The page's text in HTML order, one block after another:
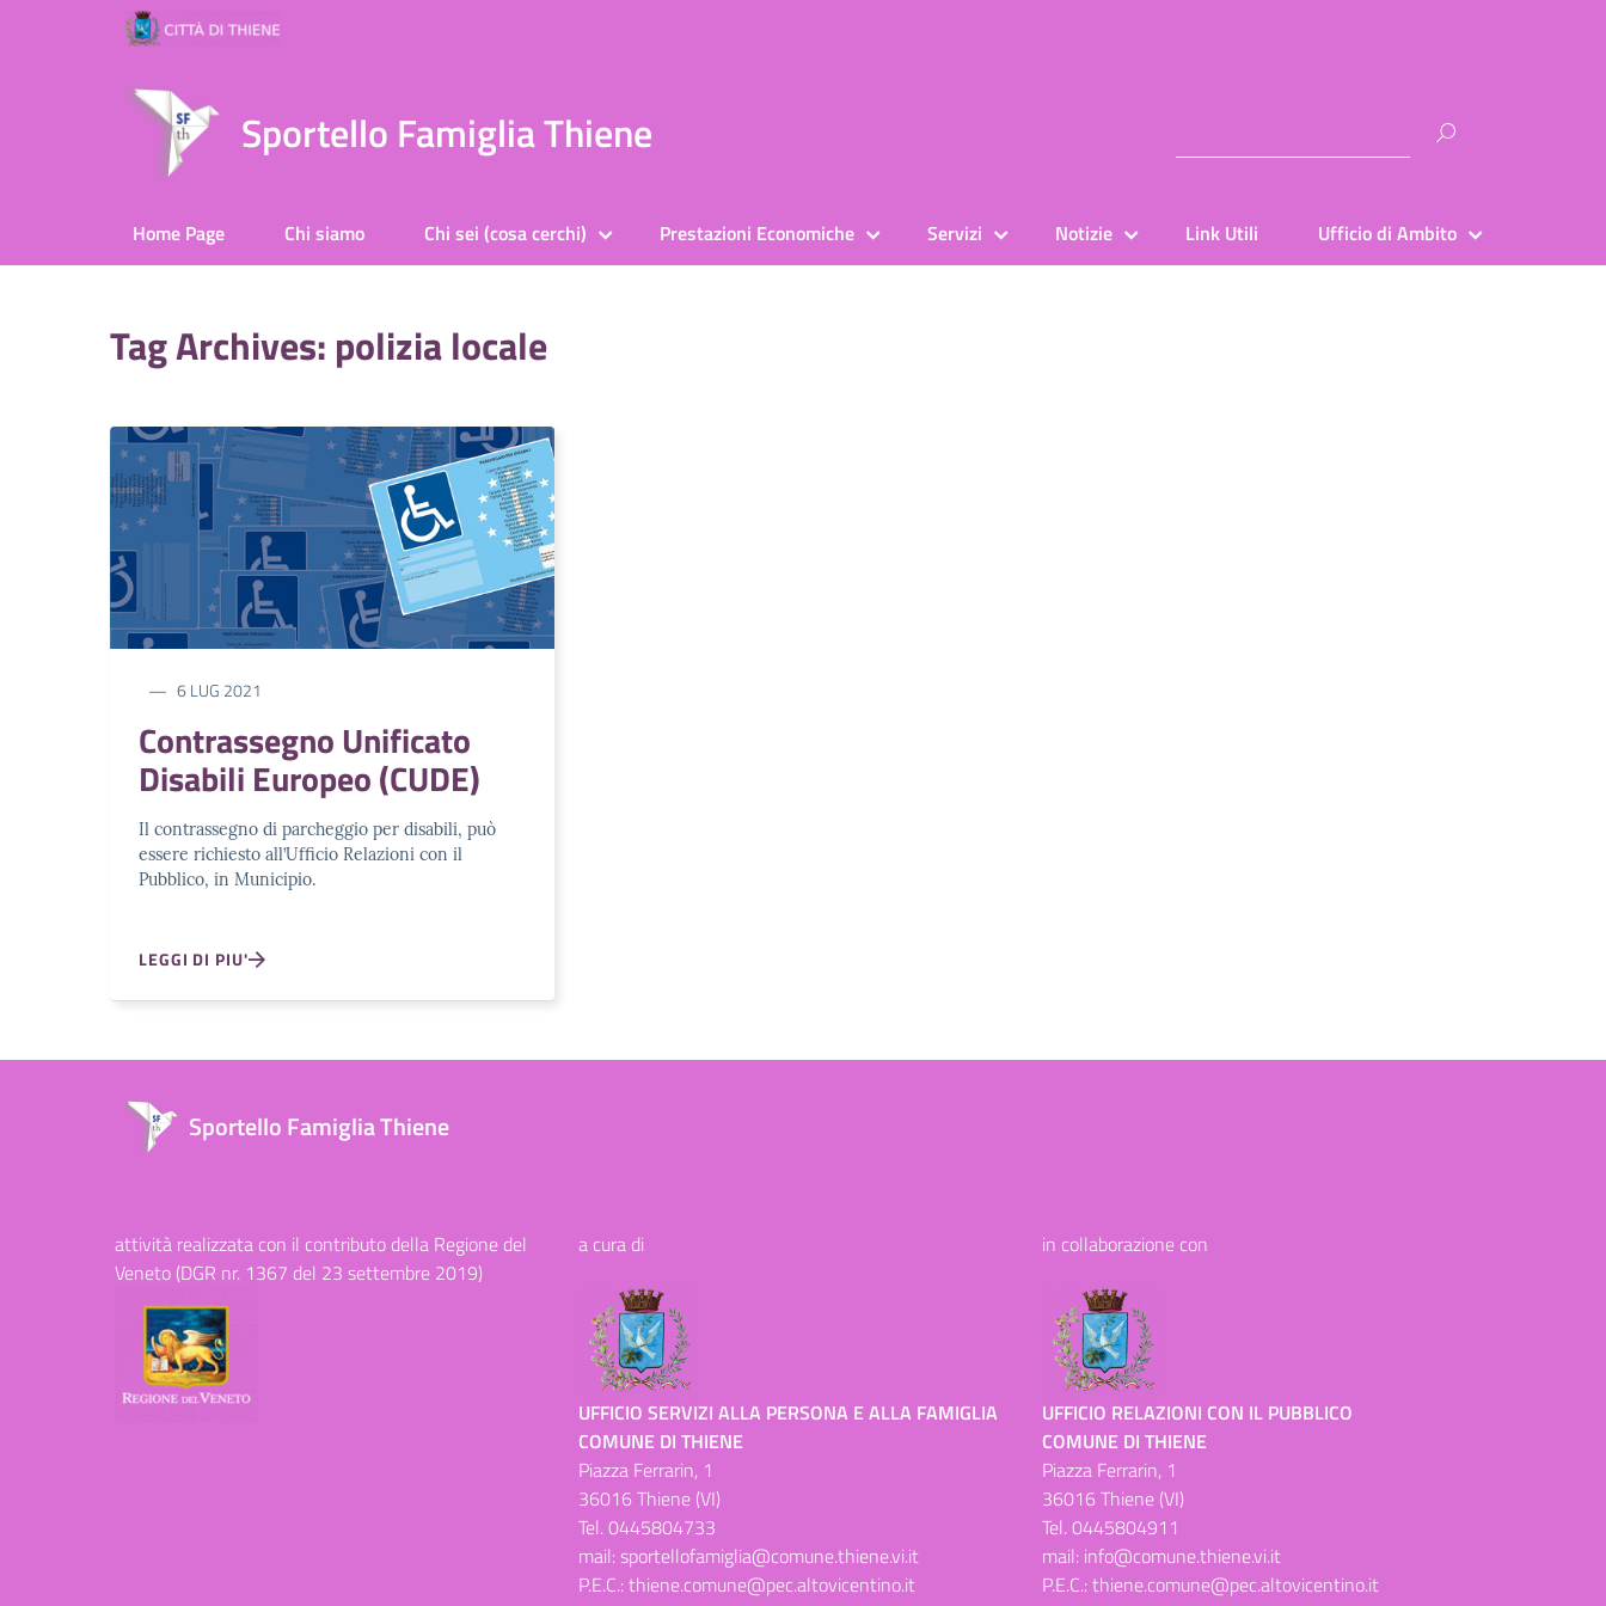
Sportello Famiglia Thiene
Home Page Chi siamo Chi sei (cosa cerchi) Prestazioni Economiche Servizi Notizie Link Utili Ufficio di Ambito
Tag Archives: polizia locale
6 LUG 2021
Contrassegno Unificato
Disabili Europeo (CUDE)
Il contrassegno di parcheggio per disabili, può
essere richiesto all’Ufficio Relazioni con il
Pubblico, in Municipio.
LEGGI DI PIU'
Sportello Famiglia Thiene
attività realizzata con il contributo della Regione del
Veneto (DGR nr. 1367 del 23 settembre 2019)
a cura di
UFFICIO SERVIZI ALLA PERSONA E ALLA FAMIGLIA
COMUNE DI THIENE
Piazza Ferrarin, 1
36016 Thiene (VI)
Tel.0445804733
mail:sportellofamiglia@comune.thiene.vi.it
P.E.C.:thiene.comune@pec.altovicentino.it
in collaborazione con
UFFICIO RELAZIONI CON IL PUBBLICO
COMUNE DI THIENE
Piazza Ferrarin, 1
36016 Thiene (VI)
Tel.0445804911
mail: info@comune.thiene.vi.it
P.E.C.:thiene.comune@pec.altovicentino.it